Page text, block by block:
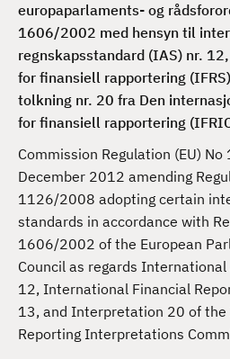
europaparlaments- og
1606/2002 med hensyn til
regnskapsstandard (IAS) nr.
for finansiell rapportering
tolkning nr. 20 fra Den
for finansiell rapportering
Commission Regulation (EU)
December 2012 amending
1126/2008 adopting certain
standards in accordance with
1606/2002 of the European
Council as regards
12, International Financial
13, and Interpretation 20 of
Reporting Interpretations